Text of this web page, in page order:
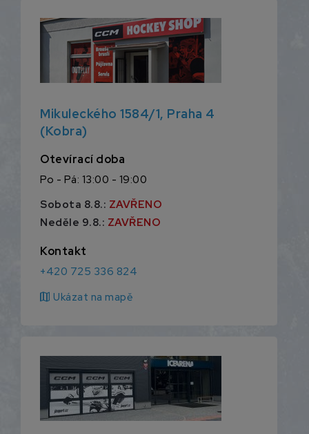
Mikuleckého 1584/1, Praha 4
(Kobra)
Otevírací doba
Po - Pá: 13:00 - 19:00
Sobota 8.8.: ZAVŘENO
Neděle 9.8.: ZAVŘENO
Kontakt
+420 725 336 824
map Ukázat na mapě